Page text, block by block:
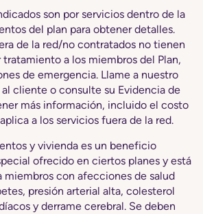
son por servicios dentro de la
del plan para obtener detalles.
de la red/no contratados no tienen
a los miembros del Plan,
de emergencia. Llame a nuestro
cliente o consulte su Evidencia de
más información, incluido el costo
a los servicios fuera de la red.
y vivienda es un beneficio
ofrecido en ciertos planes y está
miembros con afecciones de salud
presión arterial alta, colesterol
y derrame cerebral. Se deben